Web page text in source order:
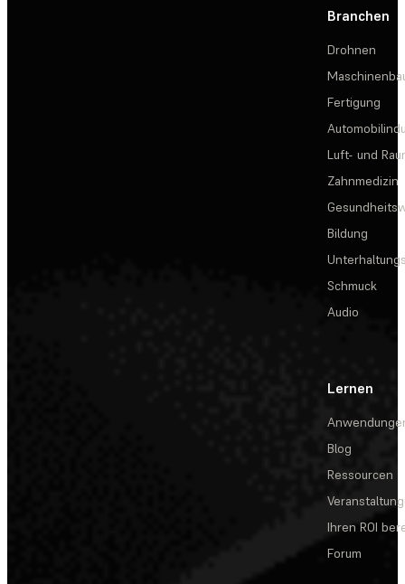
Branchen
Drohnen
Fertigung
Luft- und
Zahnmedizin
Bildung
Schmuck
Audio
Lernen
Blog
Ressourcen
Ihren ROI
Forum